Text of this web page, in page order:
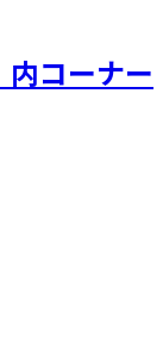
コーナー